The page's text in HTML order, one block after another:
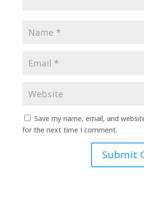
Save my name, email, and
for the next time I comment.
Submit